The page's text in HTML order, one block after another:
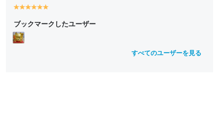
y
ll
o
w
y
ll
o
w
y
ll
y
ll
y
ll ll
ブックマークしたユーザー
すべてのユーザーを見る